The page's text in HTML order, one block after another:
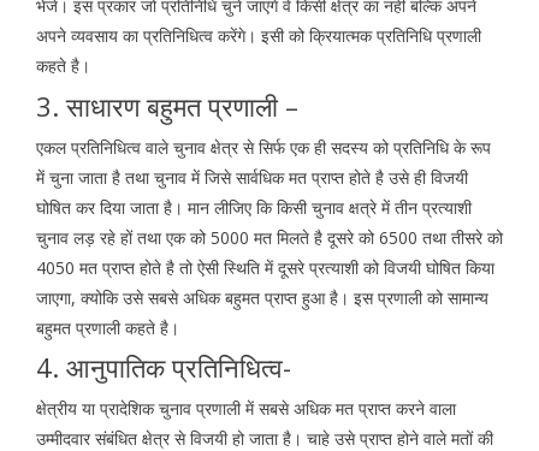
भेजे। इस प्रकार जो प्रतिनिधि चुने जाएंगे वे किसी क्षेत्र का नहीं बल्कि अपने
अपने व्यवसाय का प्रतिनिधित्व करेंगे। इसी को क्रियात्मक प्रतिनिधि प्रणाली
कहते है।
3. साधारण बहुमत प्रणाली –
एकल प्रतिनिधित्व वाले चुनाव क्षेत्र से सिर्फ एक ही सदस्य को प्रतिनिधि के रूप
में चुना जाता है तथा चुनाव में जिसे सार्वधिक मत प्राप्त होते है उसे ही विजयी
घोषित कर दिया जाता है। मान लीजिए कि किसी चुनाव क्षत्रे में तीन प्रत्याशी
चुनाव लड़ रहे हों तथा एक को 5000 मत मिलते है दूसरे को 6500 तथा तीसरे को
4050 मत प्राप्त होते है तो ऐसी स्थिति में दूसरे प्रत्याशी को विजयी घोषित किया
जाएगा, क्योकि उसे सबसे अधिक बहुमत प्राप्त हुआ है। इस प्रणाली को सामान्य
बहुमत प्रणाली कहते है।
4. आनुपातिक प्रतिनिधित्व-
क्षेत्रीय या प्रादेशिक चुनाव प्रणाली में सबसे अधिक मत प्राप्त करने वाला
उम्मीदवार संबंधित क्षेत्र से विजयी हो जाता है। चाहे उसे प्राप्त होने वाले मतों की